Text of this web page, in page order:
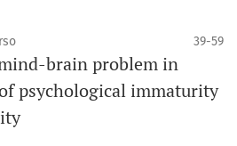
39-59
brain problem in
psychological immaturity